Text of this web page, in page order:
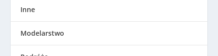
Inne
Modelarstwo